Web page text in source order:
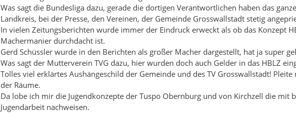
Was sagt die Bundesliga dazu, gerade die dortigen Verantwortlichen haben das
Landkreis, bei der Presse, den Vereinen, der Gemeinde Grosswallstadt stetig
In vielen Zeitungsberichten wurde immer der Eindruck erweckt als ob das Konzept
Machermanier durchdacht ist.
Gerd Schüssler wurde in den Berichten als großer Macher dargestellt, hat ja super
Was sagt der Mutterverein TVG dazu, hier wurden doch auch Gelder in das HBLZ
Tolles viel erklärtes Aushängeschild der Gemeinde und des TV Grosswallstadt!
der Räume.
Da lobe ich mir die Jugendkonzepte der Tuspo Obernburg und von Kirchzell die
Jugendarbeit nachweisen.